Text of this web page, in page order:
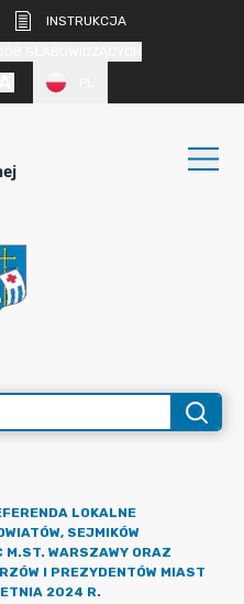
INSTRUKCJA
LOKALNE
SEJMIKÓW
M.ST. WARSZAWY ORAZ
I PREZYDENTÓW MIAST
2024 R.